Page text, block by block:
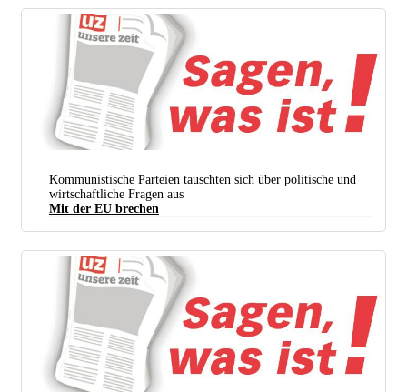
2020 gab es noch gemeinsame Patrouillen des russischen und des türkischen Militärs entlang der
Autobahn M4. (Foto: Russian Ministry of Defence)
Kommunistische Parteien tauschten sich über politische und
wirtschaftliche Fragen aus
Mit der EU brechen